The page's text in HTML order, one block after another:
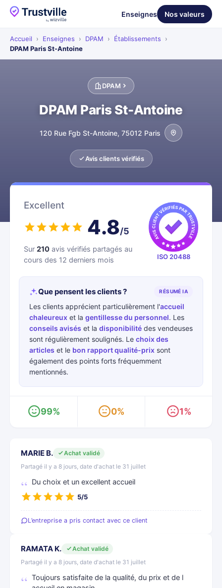
Enseignes Nos valeurs
Accueil › Enseignes › DPAM › Établissements
›
DPAM Paris St-Antoine
DPAM
DPAM Paris St-Antoine
120 Rue Fgb St-Antoine, 75012 Paris
Avis clients vérifiés
Excellent
4.8/5
Sur 210 avis vérifiés partagés au
cours des 12 derniers mois
ISO 20488
Que pensent les clients ? RÉSUMÉ IA
Les clients apprécient particulièrement l'accueil
chaleureux et la gentillesse du personnel. Les
conseils avisés et la disponibilité des vendeuses
sont régulièrement soulignés. Le choix des
articles et le bon rapport qualité-prix sont
également des points forts fréquemment
mentionnés.
99% 0% 1%
MARIE B.
Achat validé
Partagé il y a 8 jours, date d'achat le 31 juillet
Du choix et un excellent accueil
5/5
L’entreprise a pris contact avec ce client
RAMATA K.
Achat validé
Partagé il y a 8 jours, date d'achat le 31 juillet
Toujours satisfaite de la qualité, du prix et de l